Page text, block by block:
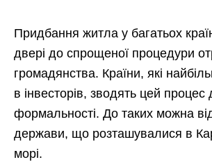
Придбання житла у багатьох
двері до спрощеної процедури
громадянства. Країни, які
в інвесторів, зводять цей процес
формальності. До таких можна
держави, що розташувалися в
морі.